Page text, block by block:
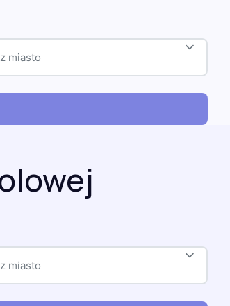
miasto
miasto